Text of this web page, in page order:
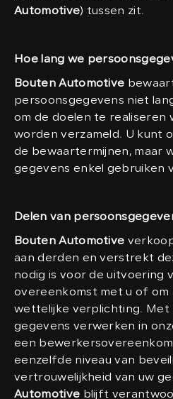
Automotive) tussen zit.
Hoe lang we
Bouten Automotive
persoonsgegevens niet
om de doelen te realiseren
worden verzameld. U kunt
de bewaartermijnen, maar
gegevens enkel gebruiken
Delen van
Bouten Automotive
aan derden en verstrekt
nodig is voor de uitvoering
overeenkomst met u of om
wettelijke verplichting. Met
gegevens verwerken in
een
eenzelfde niveau van
vertrouwelijkheid van uw
Automotive blijft